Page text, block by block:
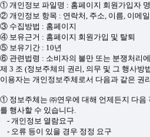
① 개인정보 파일명 : 홈페이지 회원가입자
② 개인정보 항목 : 연락처, 주소, 이름, 이메
③ 수집방법 : 홈페이지
④ 보유근거 : 홈페이지 회원가입 및 탈퇴
⑤ 보유기간 : 10년
⑥ 관련법령 : 소비자의 불만 또는 분쟁처리
제 3 조 (정보주체의 권리, 의무 및 그 행사방
이용자는 개인정보주체로서 다음과 같은 권
① 정보주체는 ㈜연우에 대해 언제든지 다음
를 행사할 수 있습니다.
- 개인정보 열람요구
- 오류 등이 있을 경우 정정 요구